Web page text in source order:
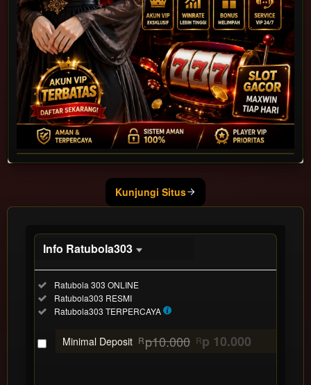
Kunjungi Situs
Show More
Info Ratubola303
Informasi
Ratubola303
SELECTED
88
Use, by
Included:
Ratubola 303 ONLINE
Included:
Ratubola303 RESMI
Included:
Ratubola303 TERPERCAYA
Minimal Deposit Rp10.000 Rp 10.000